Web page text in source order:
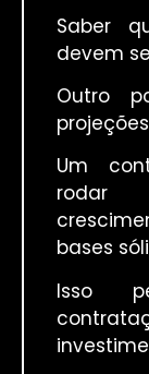
Saber
devem
Outro
Um
rodar
bases
Isso